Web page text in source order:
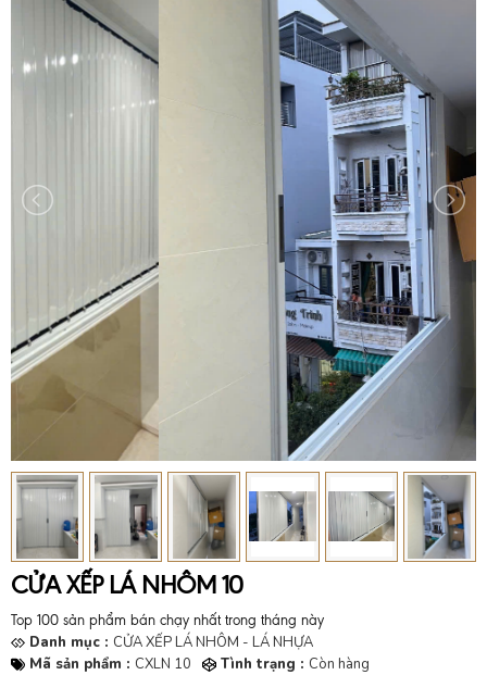
CỬA XẾP LÁ NHÔM 10
Top 100 sản phẩm bán chạy nhất trong tháng này
Danh mục : CỬA XẾP LÁ NHÔM - LÁ NHỰA
Mã sản phẩm : CXLN 10 Tình trạng : Còn hàng